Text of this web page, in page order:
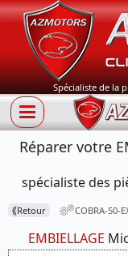
Spécialiste de la
Réparer votre
spécialiste des
⟪Retour COBRA-50-
EMBIELLAGE